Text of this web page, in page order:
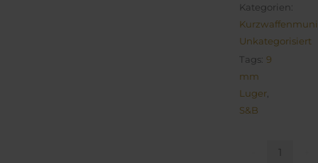
Kategorien:
Unkategorisiert
Tags: 9
mm
Luger
S&B